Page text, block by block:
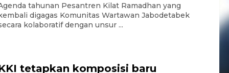
tahunan Pesantren Kilat Ramadhan yang
digagas Komunitas Wartawan Jabodetabek
kolaboratif dengan unsur ...
tetapkan komposisi baru
sampai 8 tahan?